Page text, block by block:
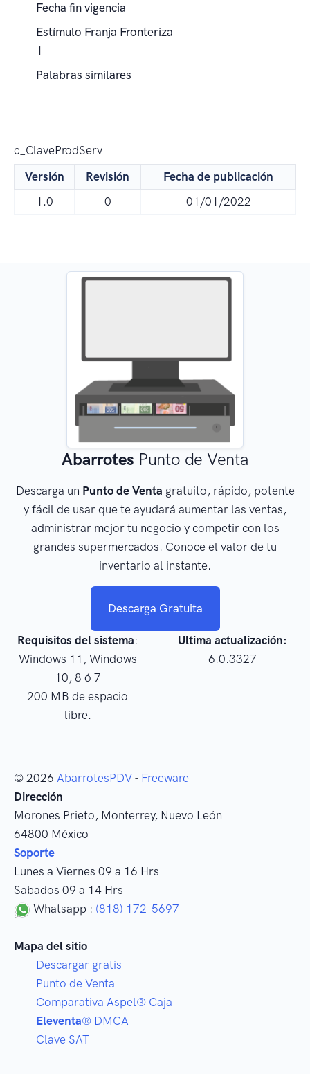
Fecha fin vigencia
Estímulo Franja Fronteriza
1
Palabras similares
c_ClaveProdServ
Versión
Revisión
Fecha de publicación
1.0
0 01/01/2022
Abarrotes Punto de Venta
Descarga un Punto de Venta gratuito, rápido, potente
y fácil de usar que te ayudará aumentar las ventas,
administrar mejor tu negocio y competir con los
grandes supermercados. Conoce el valor de tu
inventario al instante.
Descarga Gratuita
Requisitos del sistema:
Windows 11, Windows
10, 8 ó 7
200 MB de espacio
libre.
Ultima actualización:
6.0.3327
© 2026 AbarrotesPDV - Freeware
Dirección
Morones Prieto, Monterrey, Nuevo León
64800 México
Soporte
Lunes a Viernes 09 a 16 Hrs
Sabados 09 a 14 Hrs
Whatsapp : (818) 172-5697
Mapa del sitio
Descargar gratis
Punto de Venta
Comparativa Aspel® Caja
Eleventa® DMCA
Clave SAT